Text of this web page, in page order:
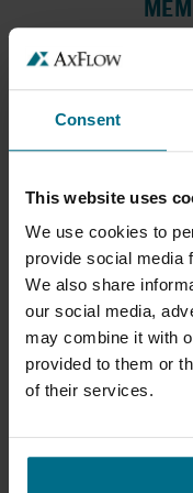
Consent
This website uses
We use cookies to
provide social media
We also share
our social media,
may combine it with
provided to them or
of their services.
A Sandpiper